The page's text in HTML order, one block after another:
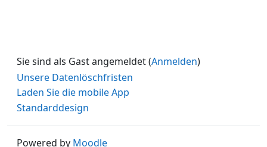
Sie sind als Gast angemeldet (Anmelden)
Unsere Datenlöschfristen
Laden Sie die mobile App
Standarddesign
Powered by Moodle